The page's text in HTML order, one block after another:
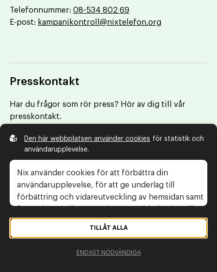
Telefonnummer: 08-534 802 69
E-post: kampanjkontroll@nixtelefon.org
Presskontakt
Har du frågor som rör press? Hör av dig till vår
presskontakt.
Telefonnummer:070-873 89 39
annette.tannerfeldt@swedma.se
Den här webbplatsen använder cookies för statistik och
användarupplevelse.
Nix använder cookies för att förbättra din
användarupplevelse, för att ge underlag till
förbättring och vidareutveckling av hemsidan samt
dig.
personuppgiftspolicy
ENDAST NÖDVÄNDIGA
TILLÅT ALLA